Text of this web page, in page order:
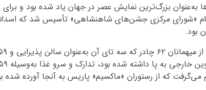
به‌عنوان بزرگ‌ترین نمایش عصر در جهان یاد شده بود و برای
«شورای مرکزی جشن‌های شاهنشاهی» تأسیس شد که اسدالله
بود.
می‌گرفت که از رستوران «ماکسیم» پاریس به آنجا آورده شده